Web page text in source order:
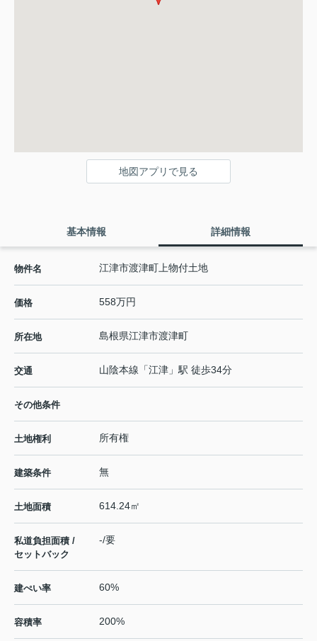
地図アプリで見る
基本情報 詳細情報
物件名 江津市渡津町上物付土地
価格 558万円
所在地 島根県江津市渡津町
交通 山陰本線 「江津 」駅 徒歩34分
その他条件
土地権利 所有権
建築条件 無
土地面積 614.24㎡
私道負担面積 /
セットバック
-/要
建ぺい率 60%
容積率 200%